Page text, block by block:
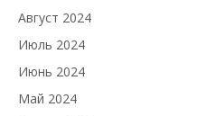
Август 2024
Июль 2024
Июнь 2024
Май 2024